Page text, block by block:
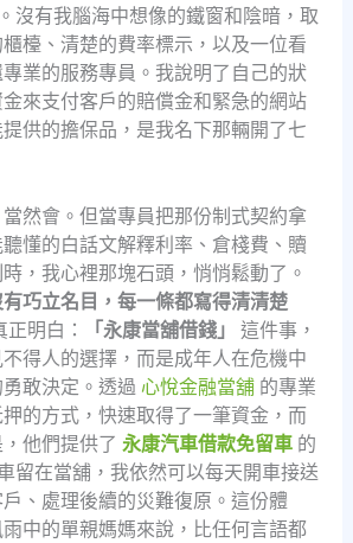
沒有我腦海中想像的鐵窗和陰暗，取
檯、清楚的費率標示，以及一位看
業的服務專員。我說明了自己的狀
來支付客戶的賠償金和緊急的網站
供的擔保品，是我名下那輛開了七
然會。但當專員把那份制式契約拿
懂的白話文解釋利率、倉棧費、贖
，我心裡那塊石頭，悄悄鬆動了。
巧立名目，每一條都寫得清清楚
明白： 「永康當舖借錢」
這件事，
得人的選擇，而是成年人在危機中
敢決定。透過 心悅金融當舖的專業
的方式，快速取得了一筆資金，而
他們提供了 永康汽車借款免留車的
留在當舖，我依然可以每天開車接送
、處理後續的災難復原。這份體
中的單親媽媽來說，比任何言語都